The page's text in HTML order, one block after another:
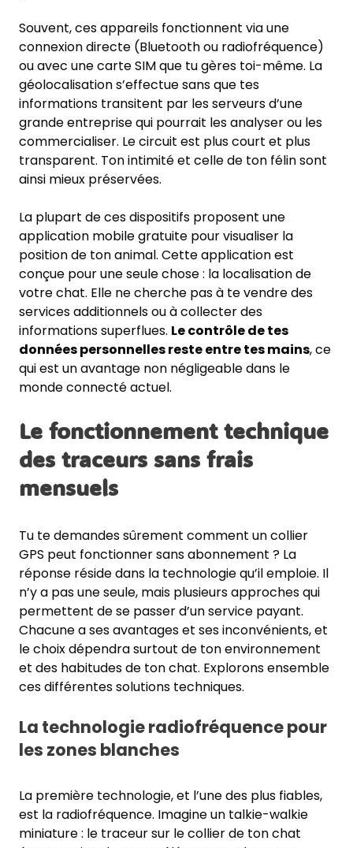
Souvent, ces appareils fonctionnent via une
connexion directe (Bluetooth ou radiofréquence)
ou avec une carte SIM que tu gères toi-même. La
géolocalisation s’effectue sans que tes
informations transitent par les serveurs d’une
grande entreprise qui pourrait les analyser ou les
commercialiser. Le circuit est plus court et plus
transparent. Ton intimité et celle de ton félin sont
ainsi mieux préservées.
La plupart de ces dispositifs proposent une
application mobile gratuite pour visualiser la
position de ton animal. Cette application est
conçue pour une seule chose : la localisation de
votre chat. Elle ne cherche pas à te vendre des
services additionnels ou à collecter des
informations superflues. Le contrôle de tes
données personnelles reste entre tes mains, ce
qui est un avantage non négligeable dans le
monde connecté actuel.
Le fonctionnement technique
des traceurs sans frais
mensuels
Tu te demandes sûrement comment un collier
GPS peut fonctionner sans abonnement ? La
réponse réside dans la technologie qu’il emploie. Il
n’y a pas une seule, mais plusieurs approches qui
permettent de se passer d’un service payant.
Chacune a ses avantages et ses inconvénients, et
le choix dépendra surtout de ton environnement
et des habitudes de ton chat. Explorons ensemble
ces différentes solutions techniques.
La technologie radiofréquence pour
les zones blanches
La première technologie, et l’une des plus fiables,
est la radiofréquence. Imagine un talkie-walkie
miniature : le traceur sur le collier de ton chat